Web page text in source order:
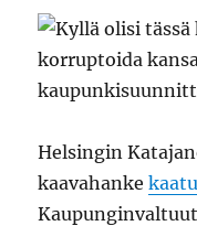
Helsingin
kaavahanke